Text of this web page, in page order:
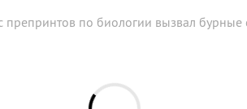
препринтов по биологии вызвал бурные